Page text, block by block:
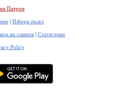
Патрон
| Избери пъзел
на славата | Статистики
Policy